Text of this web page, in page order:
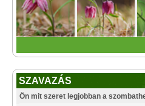
SZAVAZÁS
Ön mit szeret legjobban a